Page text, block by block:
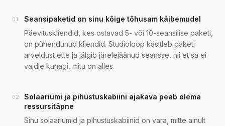
01
Seansipaketid on sinu kõige tõhusam käibemudel
Päevituskliendid, kes ostavad 5- või 10-seansilise paketi,
on pühendunud kliendid. Studioloop käsitleb paketi
arveldust ette ja jälgib järelejäänud seansse, nii et sa ei
vaidle kunagi, mitu on alles.
02
Solaariumi ja pihustuskabiini ajakava peab olema
ressursitäpne
Sinu solaariumid ja pihustuskabiinid on vara, mitte ainult